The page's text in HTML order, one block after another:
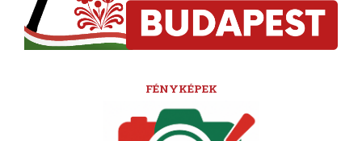
FÉNYKÉPEK